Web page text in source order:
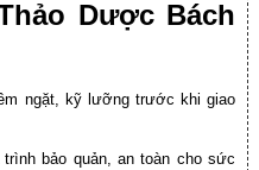
Dược Bách
ngặt, kỹ lưỡng trước khi giao
bảo quản, an toàn cho sức